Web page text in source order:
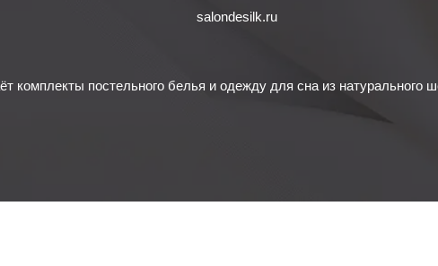
salondesilk.ru
комплекты постельного белья и одежду для сна из натурального